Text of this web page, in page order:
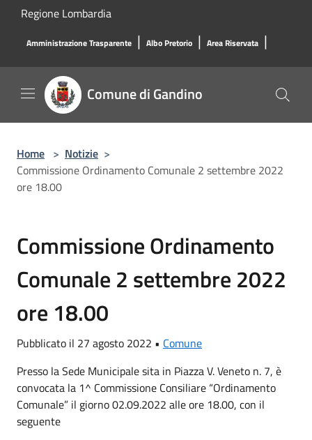
Salta al contenuto principale
Regione Lombardia
Amministrazione Trasparente | Albo Pretorio | Area Riservata |
Comune di Gandino
Home > Notizie >
Commissione Ordinamento Comunale 2 settembre 2022
ore 18.00
Commissione Ordinamento
Comunale 2 settembre 2022
ore 18.00
Pubblicato il 27 agosto 2022 • Comune
Presso la Sede Municipale sita in Piazza V. Veneto n. 7, è
convocata la 1^ Commissione Consiliare “Ordinamento
Comunale” il giorno 02.09.2022 alle ore 18.00, con il
seguente